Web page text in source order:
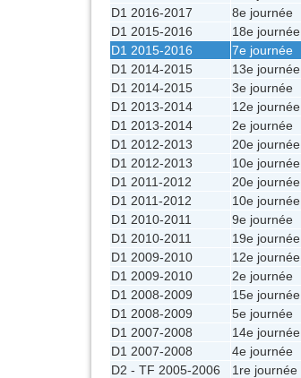
D1 2016-2017
8e journée
D1 2015-2016
18e journée
D1 2015-2016
7e journée
D1 2014-2015
13e journée
D1 2014-2015
3e journée
D1 2013-2014
12e journée
D1 2013-2014
2e journée
D1 2012-2013
20e journée
D1 2012-2013
10e journée
D1 2011-2012
20e journée
D1 2011-2012
10e journée
D1 2010-2011
9e journée
D1 2010-2011
19e journée
D1 2009-2010
12e journée
D1 2009-2010
2e journée
D1 2008-2009
15e journée
D1 2008-2009
5e journée
D1 2007-2008
14e journée
D1 2007-2008
4e journée
D2 - TF 2005-2006
1re journée